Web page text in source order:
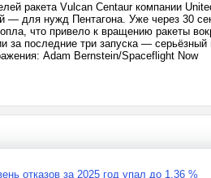
ракета Vulcan Centaur компании
— для нужд Пентагона. Уже через 30
что привело к вращению ракеты
за последние три запуска — серьёзный
Adam Bernstein/Spaceflight Now
отказов за 2025 год упал до 1,36 %